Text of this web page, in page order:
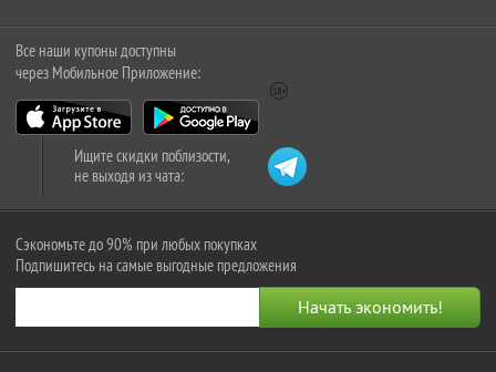
Все наши купоны доступны
через Мобильное Приложение:
Ищите скидки поблизости,
не выходя из чата:
Сэкономьте до 90% при любых покупках
Подпишитесь на самые выгодные предложения